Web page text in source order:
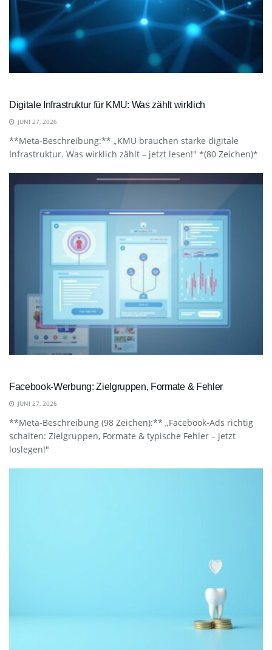
Digitale Infrastruktur für KMU: Was zählt wirklich
JUNI 27, 2026
**Meta-Beschreibung:** „KMU brauchen starke digitale
Infrastruktur. Was wirklich zählt – jetzt lesen!" *(80 Zeichen)*
Facebook-Werbung: Zielgruppen, Formate & Fehler
JUNI 27, 2026
**Meta-Beschreibung (98 Zeichen):** „Facebook-Ads richtig
schalten: Zielgruppen, Formate & typische Fehler – jetzt
loslegen!"